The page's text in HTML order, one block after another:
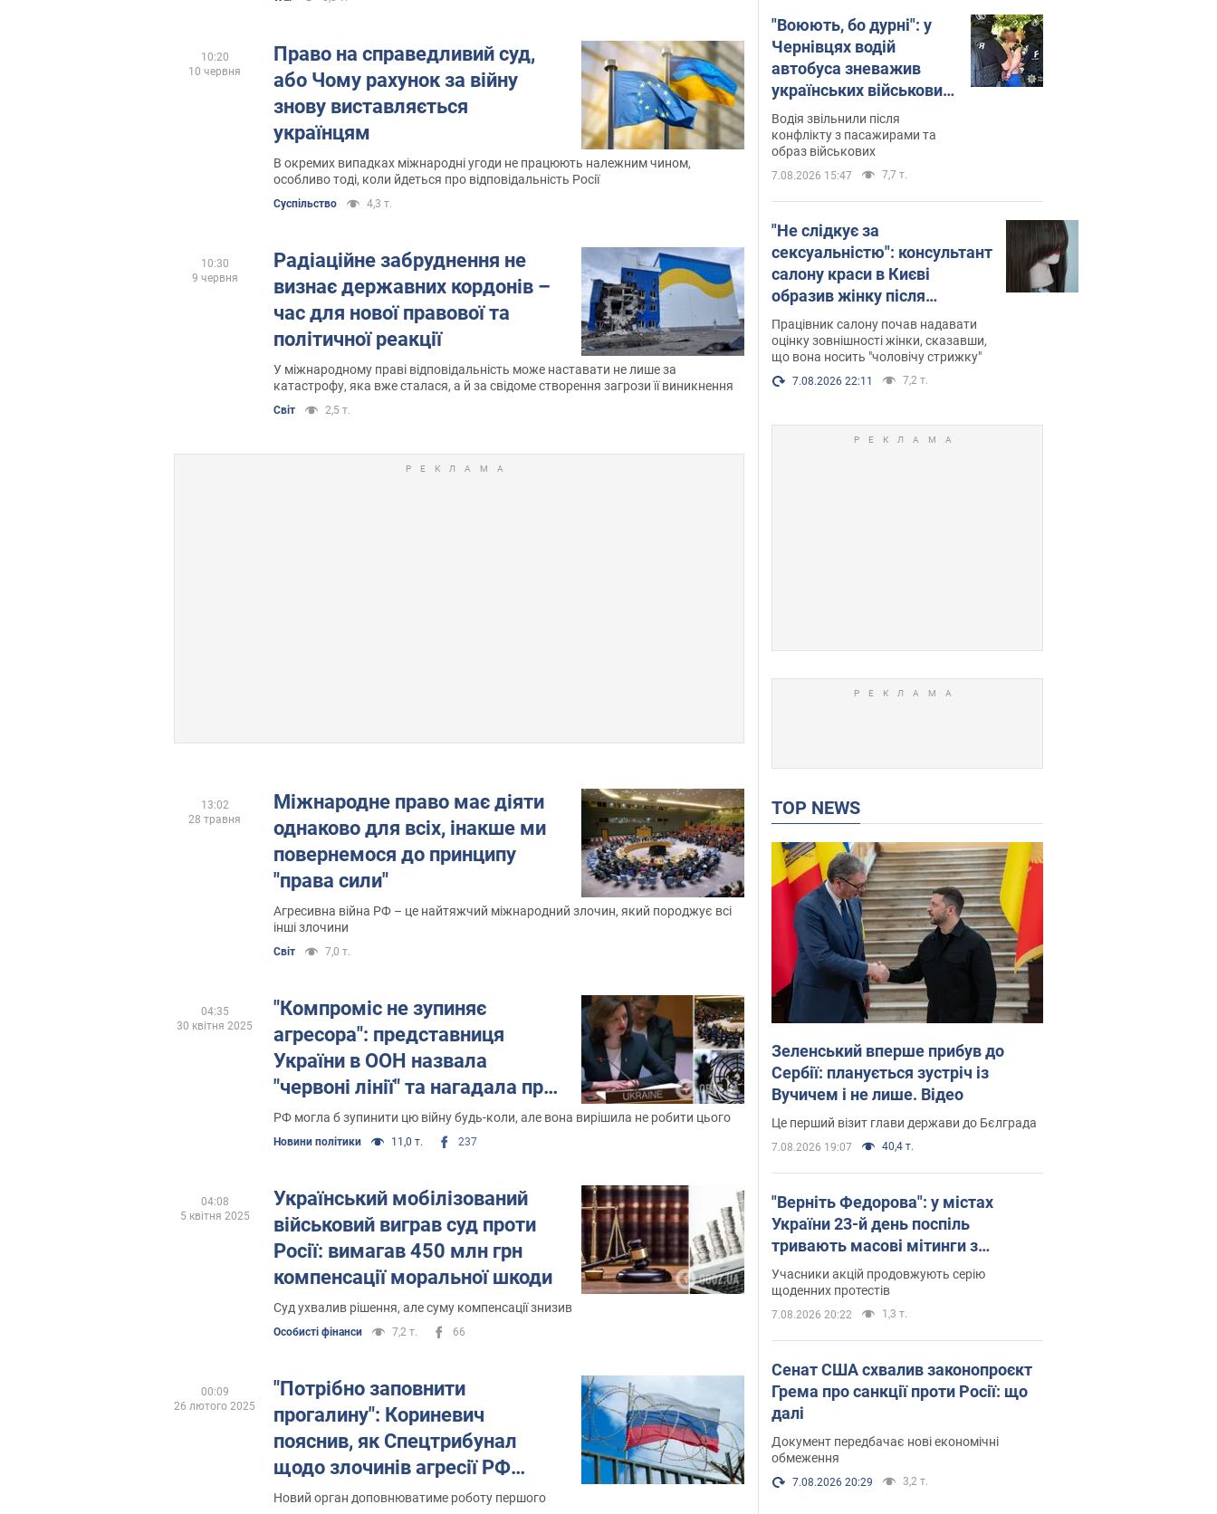
Право на справедливий суд,
або Чому рахунок за війну
знову виставляється
українцям
В окремих випадках міжнародні угоди не працюють належним чином,
особливо тоді, коли йдеться про відповідальність Росії
Суспільство 4,3 т.
10:20
10 червня
Радіаційне забруднення не
визнає державних кордонів –
час для нової правової та
політичної реакції
У міжнародному праві відповідальність може наставати не лише за
катастрофу, яка вже сталася, а й за свідоме створення загрози її виникнення
Світ 2,5 т.
10:30
9 червня
Міжнародне право має діяти
однаково для всіх, інакше ми
повернемося до принципу
"права сили"
Агресивна війна РФ – це найтяжчий міжнародний злочин, який породжує всі
інші злочини
Світ 7,0 т.
13:02
28 травня
"Компроміс не зупиняє
агресора": представниця
України в ООН назвала
"червоні лінії" та нагадала про
справжню мету Росії
РФ могла б зупинити цю війну будь-коли, але вона вирішила не робити цього
Новини політики 11,0 т. 237
04:35
30 квітня 2025
Український мобілізований
військовий виграв суд проти
Росії: вимагав 450 млн грн
компенсації моральної шкоди
Суд ухвалив рішення, але суму компенсації знизив
Особисті фінанси 7,2 т. 66
04:08
5 квітня 2025
"Потрібно заповнити
прогалину": Кориневич
пояснив, як Спецтрибунал
щодо злочинів агресії РФ
співіснуватиме з МКС
Новий орган доповнюватиме роботу першого
00:09
26 лютого 2025
"Воюють, бо дурні": у
Чернівцях водій
автобуса зневажив
українських військових
і поплатився. Відео
Водія звільнили після
конфлікту з пасажирами та
образ військових
7.08.2026 15:47 7,7 т.
"Не слідкує за
сексуальністю": консультант
салону краси в Києві
образив жінку після
хімієтерапії, розгорівся
скандал. Фото
Працівник салону почав надавати
оцінку зовнішності жінки, сказавши,
що вона носить "чоловічу стрижку"
7.08.2026 22:11 7,2 т.
TOP NEWS
Зеленський вперше прибув до
Сербії: планується зустріч із
Вучичем і не лише. Відео
Це перший візит глави держави до Бєлграда
7.08.2026 19:07 40,4 т.
"Верніть Федорова": у містах
України 23-й день поспіль
тривають масові мітинги з
картонками. Фото і відео
Учасники акцій продовжують серію
щоденних протестів
7.08.2026 20:22 1,3 т.
Сенат США схвалив законопроєкт
Грема про санкції проти Росії: що
далі
Документ передбачає нові економічні
обмеження
7.08.2026 20:29 3,2 т.